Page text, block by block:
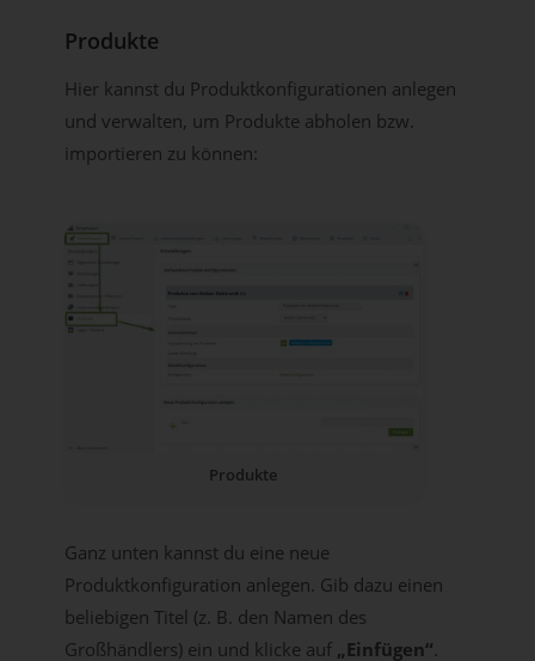
Produkte
Hier kannst du Produktkonfigurationen anlegen
und verwalten, um Produkte abholen bzw.
importieren zu können:
Produkte
Ganz unten kannst du eine neue
Produktkonfiguration anlegen. Gib dazu einen
beliebigen Titel (z. B. den Namen des
Großhändlers) ein und klicke auf „Einfügen“.